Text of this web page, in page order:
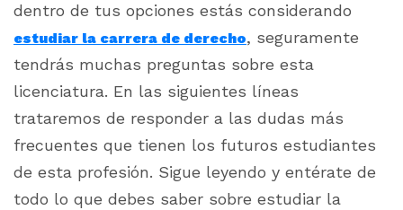
dentro de tus opciones estás considerando
estudiar la carrera de derecho, seguramente
tendrás muchas preguntas sobre esta
licenciatura. En las siguientes líneas
trataremos de responder a las dudas más
frecuentes que tienen los futuros estudiantes
de esta profesión. Sigue leyendo y entérate de
todo lo que debes saber sobre estudiar la